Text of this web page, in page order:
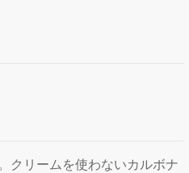
クリームを使わないカルボナ